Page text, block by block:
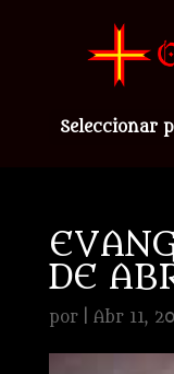
Seleccionar
DE
por Abr 11,